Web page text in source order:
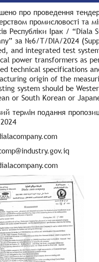
про проведення
промисловості та
Республіки Ірак / “Diala
за №6/Т/DIA/2024
and integrated test
power transformers as
technical specifications
origin of the
system should be
or South Korean or
термін подання